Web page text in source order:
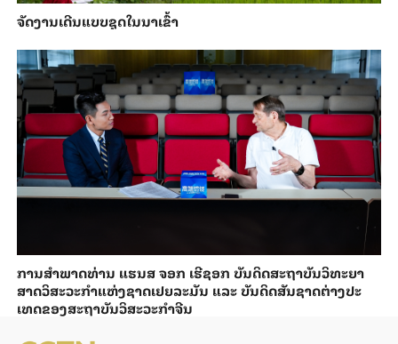
ຈັດງານເດີນແບບຊຸດໃນນາເຂົ້າ
ການ​ສຳ​ພາດ​ທ່ານ ແຮນ​ສ ຈອກ ເຮີ​ຊອກ ​ບັນ​ດິດ​ສະ​ຖາ​ບັນວິ​ທະ​ຍາ​
ສາດວິ​ສະ​ວະ​ກຳ​ແຫ່ງ​ຊາດ​ເຢຍ​ລະ​ມັນ ແລະ ບັນ​ດິດ​ສັນ​ຊາດ​ຕ່າງ​ປະ​
ເທດ​ຂອງສະ​ຖາ​ບັນ​ວິ​ສະ​ວະ​ກຳ​ຈີນ